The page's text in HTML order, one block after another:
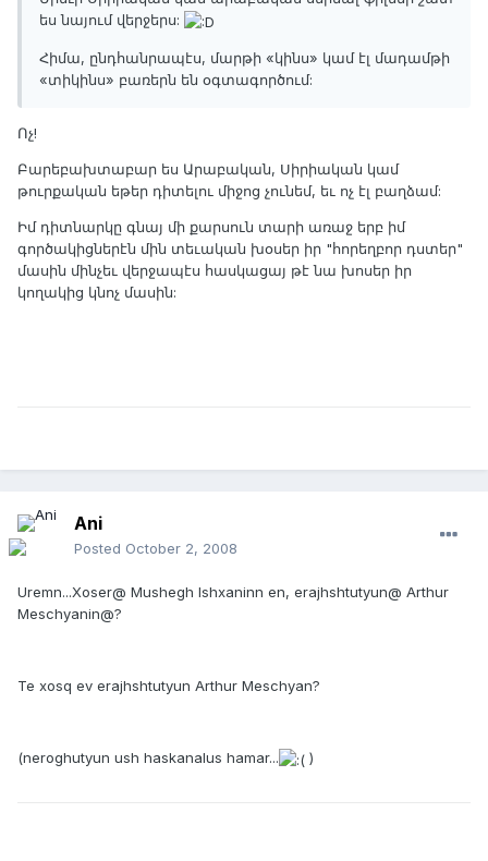
ես նայում վերջերս:
Հիմա, ընդհանրապէս, մարթի «կինս» կամ էլ մադամթի
«տիկինս» բառերն են օգտագործում:
Ոչ!
Բարեբախտաբար ես Արաբական, Սիրիական կամ
թուրքական եթեր դիտելու միջոց չունեմ, եւ ոչ էլ բաղձամ:
Իմ դիտնարկը գնայ մի քարսուն տարի առաջ երբ իմ
գործակիցներէն մին տեւական խօսեր իր "հորեղբոր դստեր"
մասին մինչեւ վերջապէս հասկացայ թէ նա խոսեր իր
կողակից կնոչ մասին:
Ani
Posted October 2, 2008
Uremn...Xoser@ Mushegh Ishxaninn en, erajhshtutyun@ Arthur
Meschyanin@?
Te xosq ev erajhshtutyun Arthur Meschyan?
(neroghutyun ush haskanalus hamar... )